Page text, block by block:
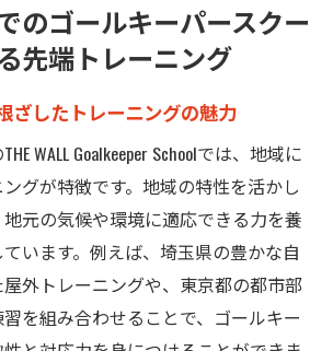
のゴールキーパースクー
先端トレーニング
ざしたトレーニングの魅力
WALL Goalkeeper Schoolでは、地域に
グが特徴です。地域の特性を活かし
元の気候や環境に適応できる力を養
います。例えば、埼玉県の豊かな自
外トレーニングや、東京都の都市部
を組み合わせることで、ゴールキー